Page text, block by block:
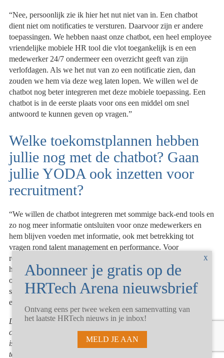
“Nee, persoonlijk zie ik hier het nut niet van in. Een chatbot
dient niet om notificaties te versturen. Daarvoor zijn er andere
toepassingen. We hebben naast onze chatbot, een heel employee
vriendelijke mobiele HR tool die vlot toegankelijk is en een
medewerker 24/7 ondermeer een overzicht geeft van zijn
verlofdagen. Als we het nut van zo een notificatie zien, dan
zouden we hem via deze weg laten lopen. We willen wel de
chatbot nog beter integreren met deze mobiele toepassing. Een
chatbot is in de eerste plaats voor ons een middel om snel
antwoord te kunnen geven op vragen.”
Welke toekomstplannen hebben
jullie nog met de chatbot? Gaan
jullie YODA ook inzetten voor
recruitment?
“We willen de chatbot integreren met sommige back-end tools en
zo nog meer informatie ontsluiten voor onze medewerkers en
hem blijven voeden met informatie, ook met betrekking tot
vragen rond talent management en performance. Voor
recruitment is het een beetje een ander verhaal. Doordat de
huidige chatbot geïntegreerd is met onze interne tools is het
openstellen voor niet-medewerkers van de chatbot een cyber
security uitdaging. Ik denk dat je hier beter beroep kan doen op
een goede recruteringstool.”
De chatbots bij Proximus zijn geïmplementeerd met de aparte
chatbot technologie van het BelgischeChatlayer.ai
is als extra employee experience laag over andere #HRTech
tools heen gelegd. Daarmee gaat het verder dan chatbots die
Ontvang eens per twee weken een samenvatting van
het laatste HRTech nieuws in je inbox!
MELD JE AAN